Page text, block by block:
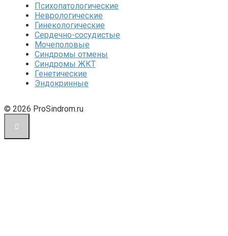
Психопатологические
Неврологические
Гинекологические
Сердечно-сосудистые
Мочеполовые
Синдромы отмены
Синдромы ЖКТ
Генетические
Эндокринные
© 2026 ProSindrom.ru